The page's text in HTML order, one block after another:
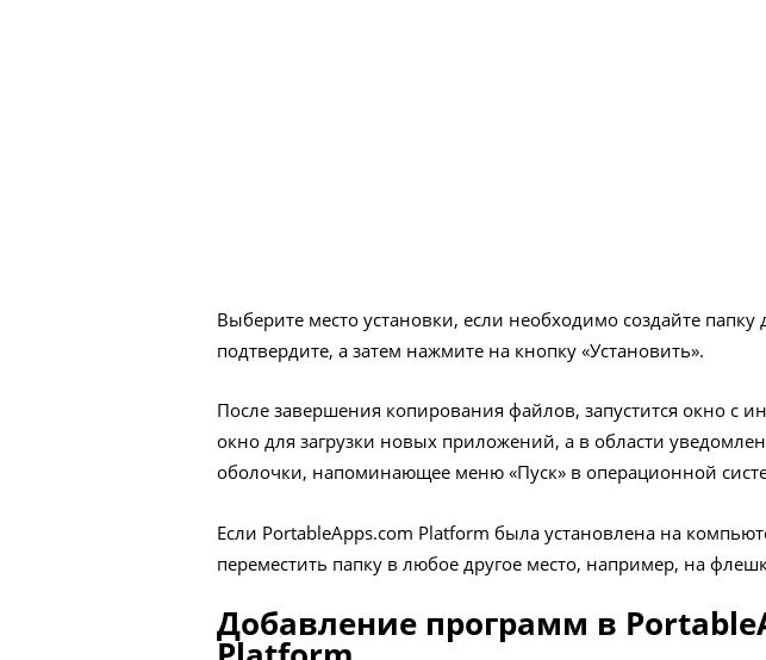
Выберите место установки, если необходимо создайте
подтвердите, а затем нажмите на кнопку «Установить».
После завершения копирования файлов, запустится окно с
окно для загрузки новых приложений, а в области
оболочки, напоминающее меню «Пуск» в операционной
Если PortableApps.com Platform была установлена на
переместить папку в любое другое место, например, на
Добавление программ в